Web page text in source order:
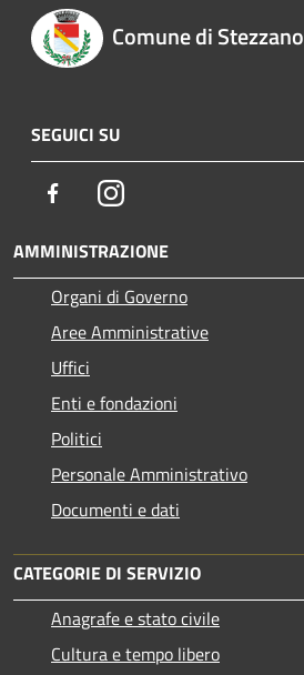
Comune di Stezzano
SEGUICI SU
FacebookInstagram
AMMINISTRAZIONE
Organi di Governo
Aree Amministrative
Uffici
Enti e fondazioni
Politici
Personale Amministrativo
Documenti e dati
CATEGORIE DI SERVIZIO
Anagrafe e stato civile
Cultura e tempo libero